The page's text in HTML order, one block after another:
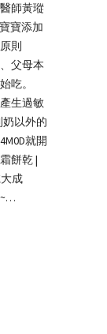
師黃瑽
寶添加
則
父母本
吃。
生過敏
奶以外的
就開
餅乾 |
成